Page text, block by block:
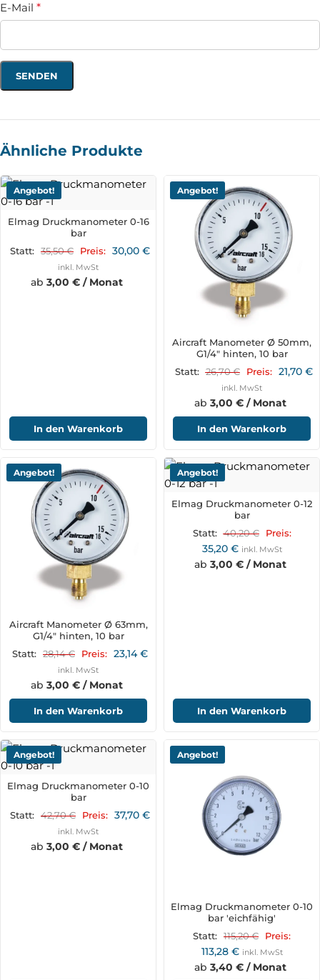
E-Mail *
Ähnliche Produkte
Angebot!
Elmag Druckmanometer 0-16
bar
Statt: 35,50€ Preis: 30,00 €
inkl. MwSt
ab 3,00 € / Monat
In den Warenkorb
Angebot!
Aircraft Manometer Ø 50mm,
G1/4" hinten, 10 bar
Statt: 26,70€ Preis: 21,70 €
inkl. MwSt
ab 3,00 € / Monat
In den Warenkorb
Angebot!
Aircraft Manometer Ø 63mm,
G1/4" hinten, 10 bar
Statt: 28,14€ Preis: 23,14€
inkl. MwSt
ab 3,00 € / Monat
In den Warenkorb
Angebot!
Elmag Druckmanometer 0-12
bar
Statt: 40,20€ Preis:
35,20 € inkl. MwSt
ab 3,00 € / Monat
In den Warenkorb
Angebot!
Elmag Druckmanometer 0-10
bar
Statt: 42,70€ Preis: 37,70 €
inkl. MwSt
ab 3,00 € / Monat
Angebot!
Elmag Druckmanometer 0-10
bar 'eichfähig'
Statt: 115,20€ Preis:
113,28 € inkl. MwSt
ab 3,40 € / Monat